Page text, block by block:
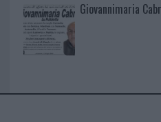
Giovannimaria